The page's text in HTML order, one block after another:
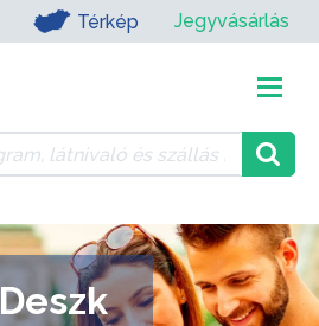
Térkép Jegyvásárlás
Deszk